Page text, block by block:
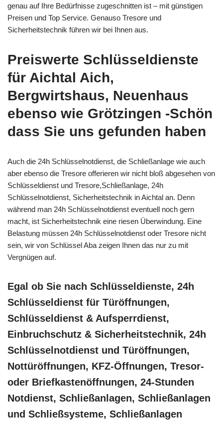
genau auf Ihre Bedürfnisse zugeschnitten ist – mit günstigen
Preisen und Top Service. Genauso Tresore und
Sicherheitstechnik führen wir bei Ihnen aus.
Preiswerte Schlüsseldienste
für Aichtal Aich,
Bergwirtshaus, Neuenhaus
ebenso wie Grötzingen -Schön
dass Sie uns gefunden haben
Auch die 24h Schlüsselnotdienst, die Schließanlage wie auch
aber ebenso die Tresore offerieren wir nicht bloß abgesehen von
Schlüsseldienst und Tresore,Schließanlage, 24h
Schlüsselnotdienst, Sicherheitstechnik in Aichtal an. Denn
während man 24h Schlüsselnotdienst eventuell noch gern
macht, ist Sicherheitstechnik eine riesen Überwindung. Eine
Belastung müssen 24h Schlüsselnotdienst oder Tresore nicht
sein, wir von Schlüssel Aba zeigen Ihnen das nur zu mit
Vergnügen auf.
Egal ob Sie nach Schlüsseldienste, 24h
Schlüsseldienst für Türöffnungen,
Schlüsseldienst & Aufsperrdienst,
Einbruchschutz & Sicherheitstechnik, 24h
Schlüsselnotdienst und Türöffnungen,
Nottüröffnungen, KFZ-Öffnungen, Tresor-
oder Briefkastenöffnungen, 24-Stunden
Notdienst, Schließanlagen, Schließanlagen
und Schließsysteme, Schließanlagen